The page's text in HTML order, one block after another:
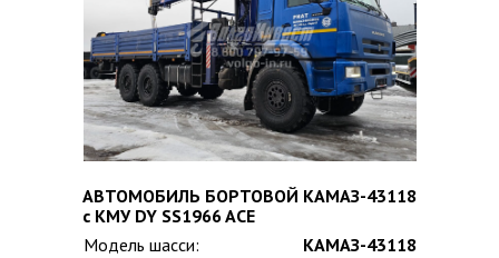
АВТОМОБИЛЬ БОРТОВОЙ КАМАЗ-43118
с КМУ DY SS1966 ACE
Модель шасси:
КАМАЗ-43118